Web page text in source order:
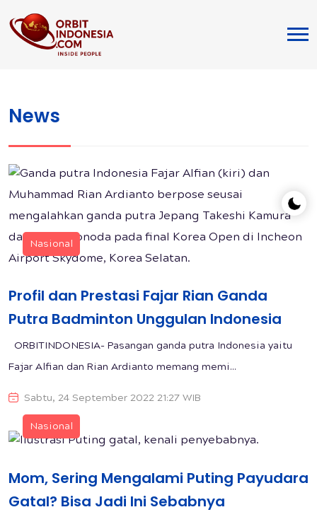
News
Nasional
Profil dan Prestasi Fajar Rian Ganda
Putra Badminton Unggulan Indonesia
Fajar Alfian dan Rian Ardianto memang memi...
Sabtu, 24 September 2022 21:27 WIB
Nasional
Mom, Sering Mengalami Puting Payudara
Gatal? Bisa Jadi Ini Sebabnya